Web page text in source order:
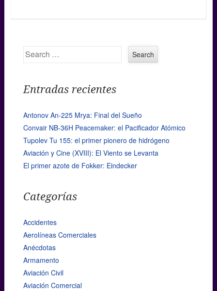
Search
Entradas recientes
Antonov An-225 Mrya: Final del Sueño
Convair NB-36H Peacemaker: el Pacificador Atómico
Tupolev Tu 155: el primer pionero de hidrógeno
Aviación y Cine (XVIII): El Viento se Levanta
El primer azote de Fokker: Eindecker
Categorías
Accidentes
Aerolíneas Comerciales
Anécdotas
Armamento
Aviación Civil
Aviación Comercial